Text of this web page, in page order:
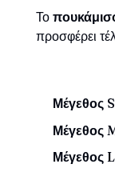
Το
προσφέρει
Μέγεθος
Μέγεθος
Μέγεθος